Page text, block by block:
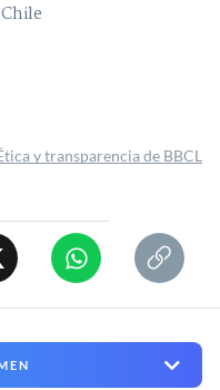
y transparencia de BBCL